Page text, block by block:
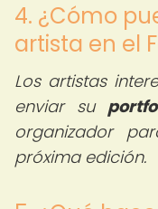
4. ¿Cómo
artista en el
Los artistas
enviar su
organizador
próxima edición.